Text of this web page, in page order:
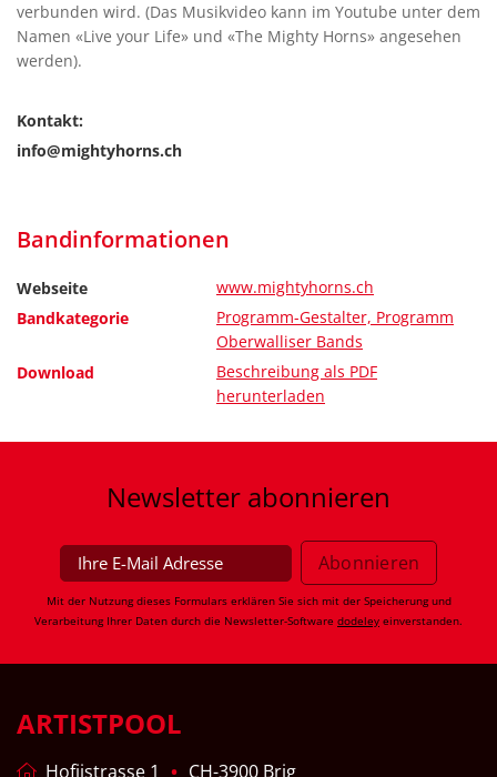
verbunden wird. (Das Musikvideo kann im Youtube unter dem
Namen «Live your Life» und «The Mighty Horns» angesehen
werden).
Kontakt:
info@mightyhorns.ch
Bandinformationen
Webseite
www.mightyhorns.ch
Bandkategorie
Programm-Gestalter, Programm
Oberwalliser Bands
Download
Beschreibung als PDF
herunterladen
Newsletter abonnieren
Mit der Nutzung dieses Formulars erklären Sie sich mit der Speicherung und
Verarbeitung Ihrer Daten durch die Newsletter-Software dodeley einverstanden.
ARTISTPOOL
Hofjistrasse 1 CH-3900 Brig